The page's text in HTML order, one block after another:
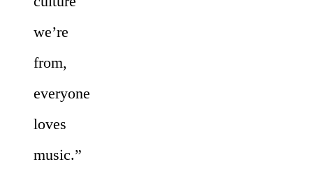
we’re
from,
everyone
loves
music.”